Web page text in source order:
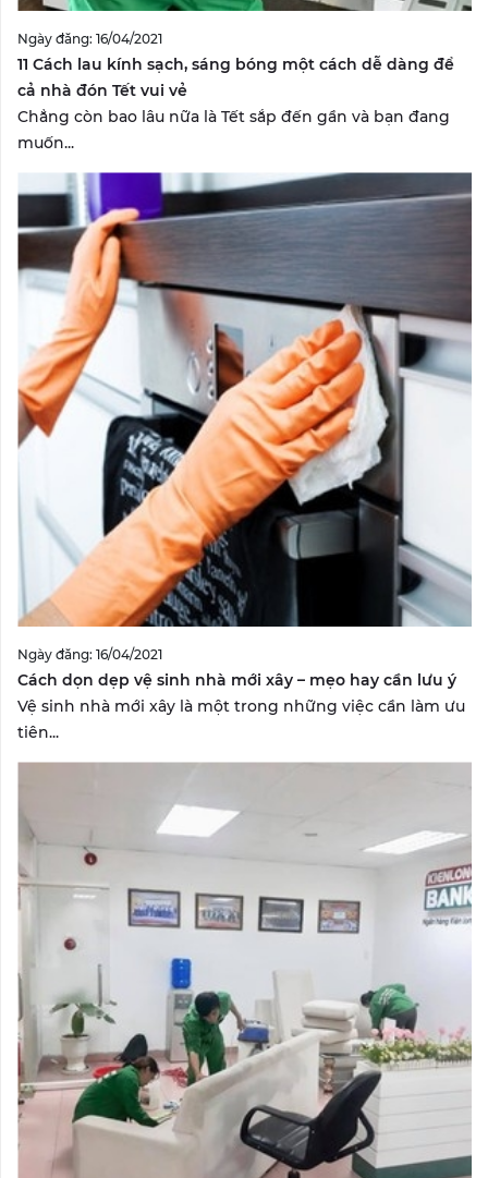
Ngày đăng: 16/04/2021
11 Cách lau kính sạch, sáng bóng một cách dễ dàng để
cả nhà đón Tết vui vẻ
Chẳng còn bao lâu nữa là Tết sắp đến gần và bạn đang
muốn...
Ngày đăng: 16/04/2021
Cách dọn dẹp vệ sinh nhà mới xây – mẹo hay cần lưu ý
Vệ sinh nhà mới xây là một trong những việc cần làm ưu
tiên...